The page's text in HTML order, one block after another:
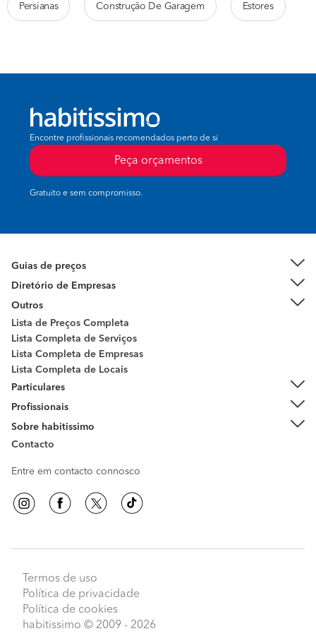
Persianas Construção De Garagem Estores
Encontre profissionais recomendados perto de si
Peça orçamentos
Gratuito e sem compromisso.
Guias de preços
Diretório de Empresas
Outros
Lista de Preços Completa
Lista Completa de Serviços
Lista Completa de Empresas
Lista Completa de Locais
Particulares
Profissionais
Sobre habitissimo
Contacto
Entre em contacto connosco
Termos de uso
Política de privacidade
Política de cookies
habitissimo © 2009 - 2026